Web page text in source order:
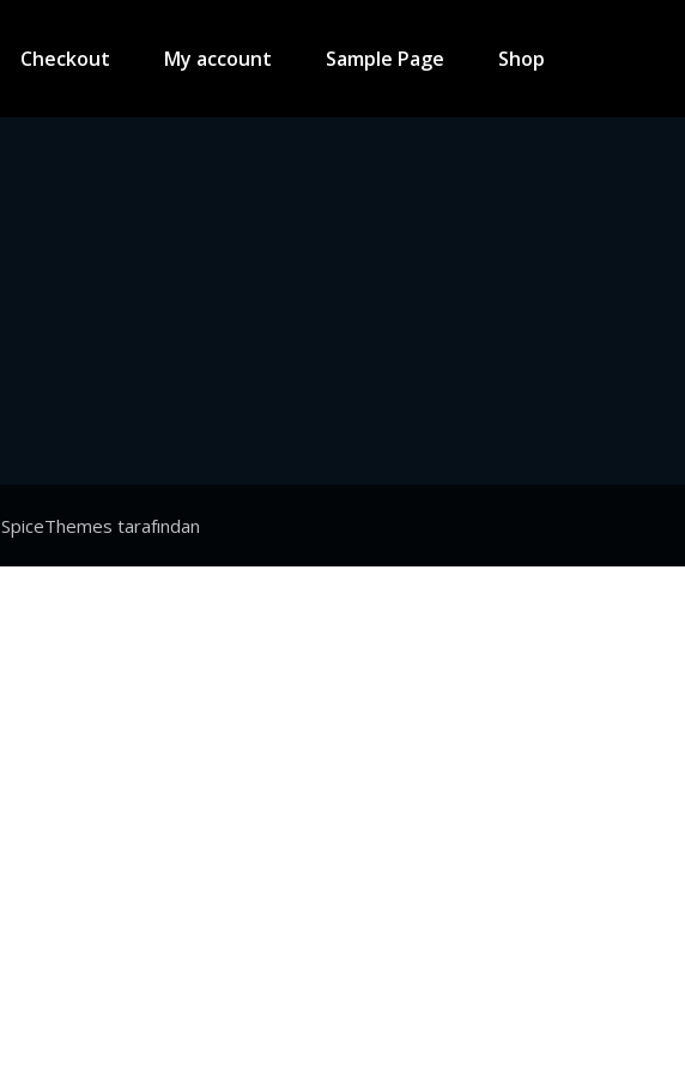
Checkout My account Sample Page Shop
SpiceThemes tarafından